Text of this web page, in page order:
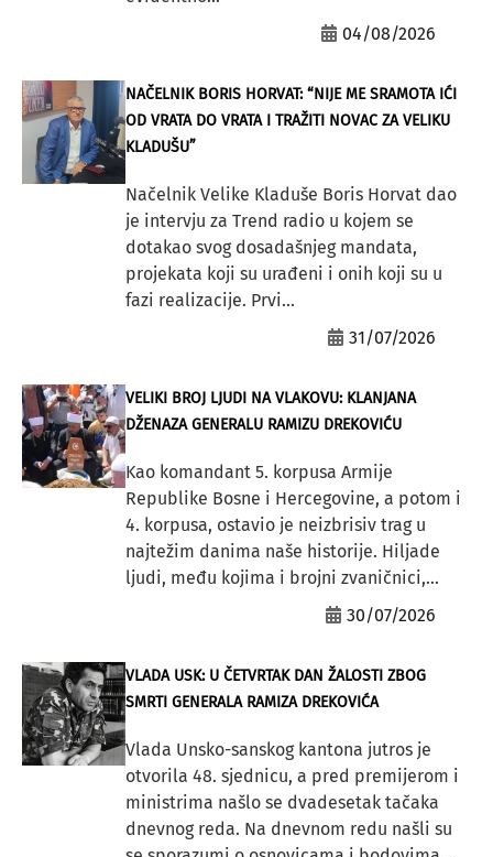
04/08/2026
NAČELNIK BORIS HORVAT: “NIJE ME SRAMOTA IĆI
OD VRATA DO VRATA I TRAŽITI NOVAC ZA VELIKU
KLADUŠU”
Načelnik Velike Kladuše Boris Horvat dao
je intervju za Trend radio u kojem se
dotakao svog dosadašnjeg mandata,
projekata koji su urađeni i onih koji su u
fazi realizacije. Prvi...
31/07/2026
VELIKI BROJ LJUDI NA VLAKOVU: KLANJANA
DŽENAZA GENERALU RAMIZU DREKOVIĆU
Kao komandant 5. korpusa Armije
Republike Bosne i Hercegovine, a potom i
4. korpusa, ostavio je neizbrisiv trag u
najtežim danima naše historije. Hiljade
ljudi, među kojima i brojni zvaničnici,...
30/07/2026
VLADA USK: U ČETVRTAK DAN ŽALOSTI ZBOG
SMRTI GENERALA RAMIZA DREKOVIĆA
Vlada Unsko-sanskog kantona jutros je
otvorila 48. sjednicu, a pred premijerom i
ministrima našlo se dvadesetak tačaka
dnevnog reda. Na dnevnom redu našli su